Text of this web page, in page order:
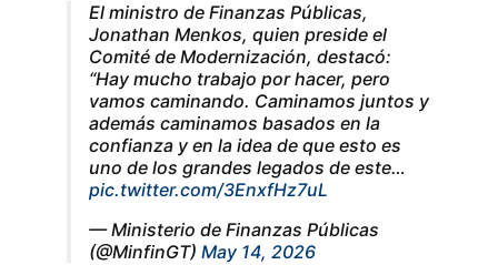
El ministro de Finanzas Públicas,
Jonathan Menkos, quien preside el
Comité de Modernización, destacó:
“Hay mucho trabajo por hacer, pero
vamos caminando. Caminamos juntos y
además caminamos basados en la
confianza y en la idea de que esto es
uno de los grandes legados de este…
pic.twitter.com/3EnxfHz7uL
— Ministerio de Finanzas Públicas
(@MinfinGT) May 14, 2026